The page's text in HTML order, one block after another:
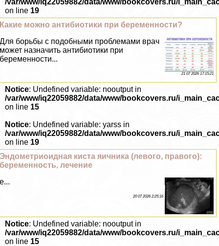
/var/www/iq22059882/data/www/bookcovers.ru/
on line 19
Какие можно антибиотики при беременности?
Для борьбы с подобными проблемами врач
может назначить антибиотики при
беременности...
21 07 2026 17:15:21
Notice: Undefined variable: nooutput in
/var/www/iq22059882/data/www/bookcovers.ru/
on line 15
Notice: Undefined variable: yarss in
/var/www/iq22059882/data/www/bookcovers.ru/
on line 19
Эндометриоидная киста яичника (левого, правого):
беременность, лечение
е...
20 07 2026 2:25:16
Notice: Undefined variable: nooutput in
/var/www/iq22059882/data/www/bookcovers.ru/
on line 15